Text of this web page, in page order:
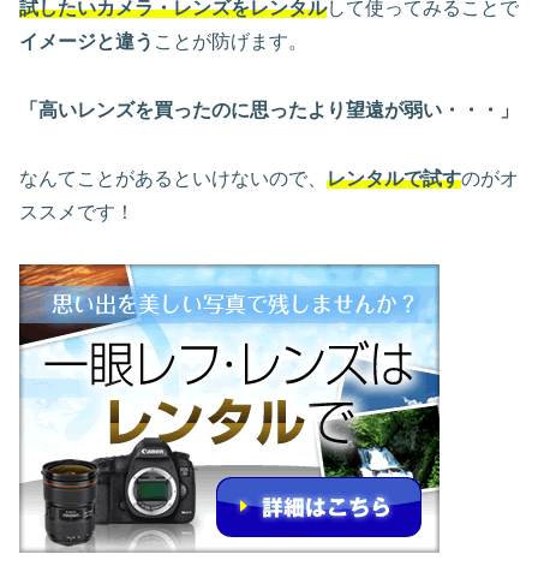
試したいカメラ・レンズをレンタルして使ってみることで
イメージと違う ことが防げます。
「高いレンズを買ったのに思ったより望遠が弱い・・・」
なんてことがあるといけないので、 レンタルで試すのがオ
ススメです！